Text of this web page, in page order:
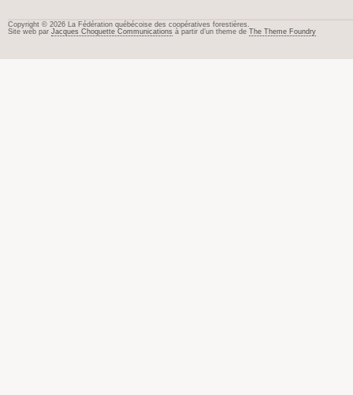
Copyright © 2026 La Fédération québécoise des coopératives forestières.
Site web par Jacques Choquette Communications à partir d’un theme de The Theme Foundry